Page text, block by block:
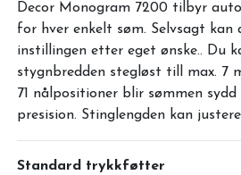
Decor Monogram 7200 tilbyr
for hver enkelt søm. Selvsagt kan
instillingen etter eget ønske.. Du
stygnbredden stegløst till max. 7
71 nålpositioner blir sømmen
presision. Stinglengden kan
Standard trykkføtter